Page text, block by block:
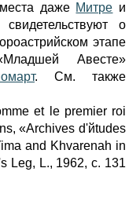
даже Митре и
о
этапе
Авесте»
. См. также
et le premier roi
«Archives d'йtudes
and Khvarenah in
Leg, L., 1962, с. 131